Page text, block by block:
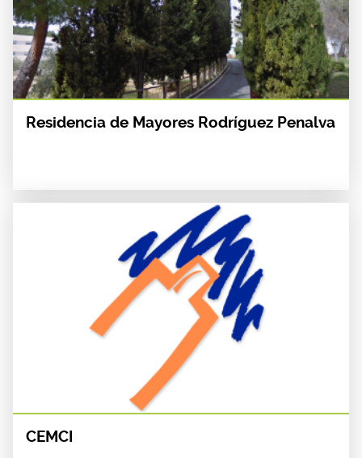
Residencia de Mayores Rodríguez Penalva
CEMCI